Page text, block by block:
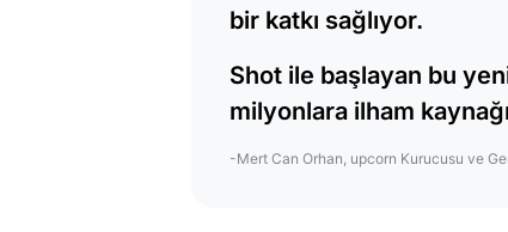
bir katkı sağlıyor.
Shot ile başlayan bu
milyonlara ilham
-Mert Can Orhan, upcorn Kurucusu ve